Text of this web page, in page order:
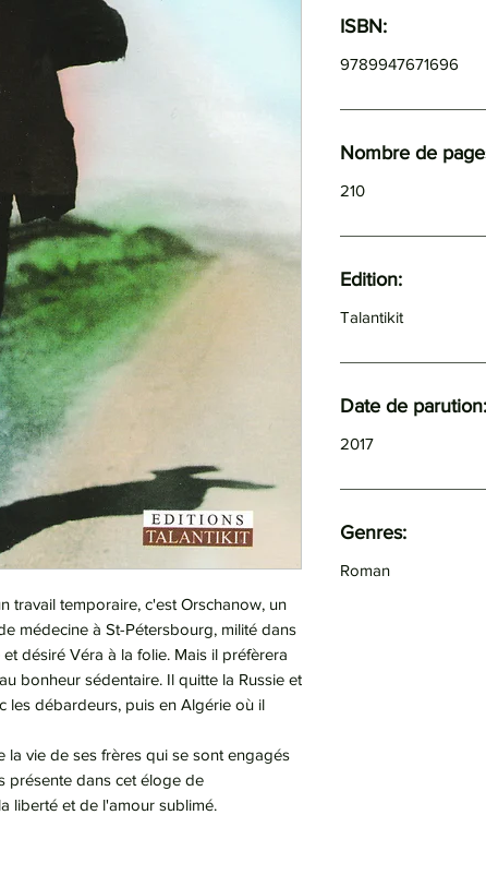
travail temporaire, c'est Orschanow, un
médecine à St-Pétersbourg, milité dans
désiré Véra à la folie. Mais il préfèrera
bonheur sédentaire. Il quitte la Russie et
les débardeurs, puis en Algérie où il
la vie de ses frères qui se sont engagés
présente dans cet éloge de
liberté et de l'amour sublimé.
ISBN:
9789947671696
Nombre de
210
Edition:
Talantikit
Date de parution:
2017
Genres:
Roman